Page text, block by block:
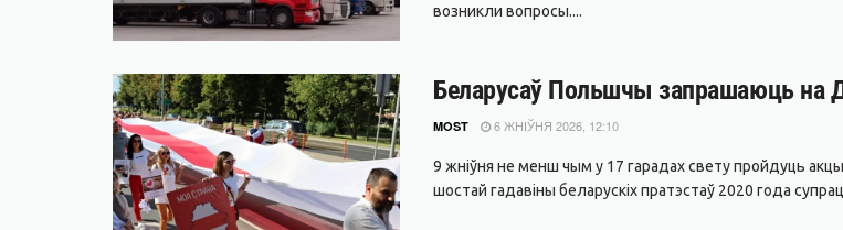
возникли вопросы....
Беларусаў Польшчы запрашаюць на
MOST 6 ЖНІЎНЯ 2026, 12:10
9 жніўня не менш чым у 17 гарадах свету пройдуць
шостай гадавіны беларускіх пратэстаў 2020 года